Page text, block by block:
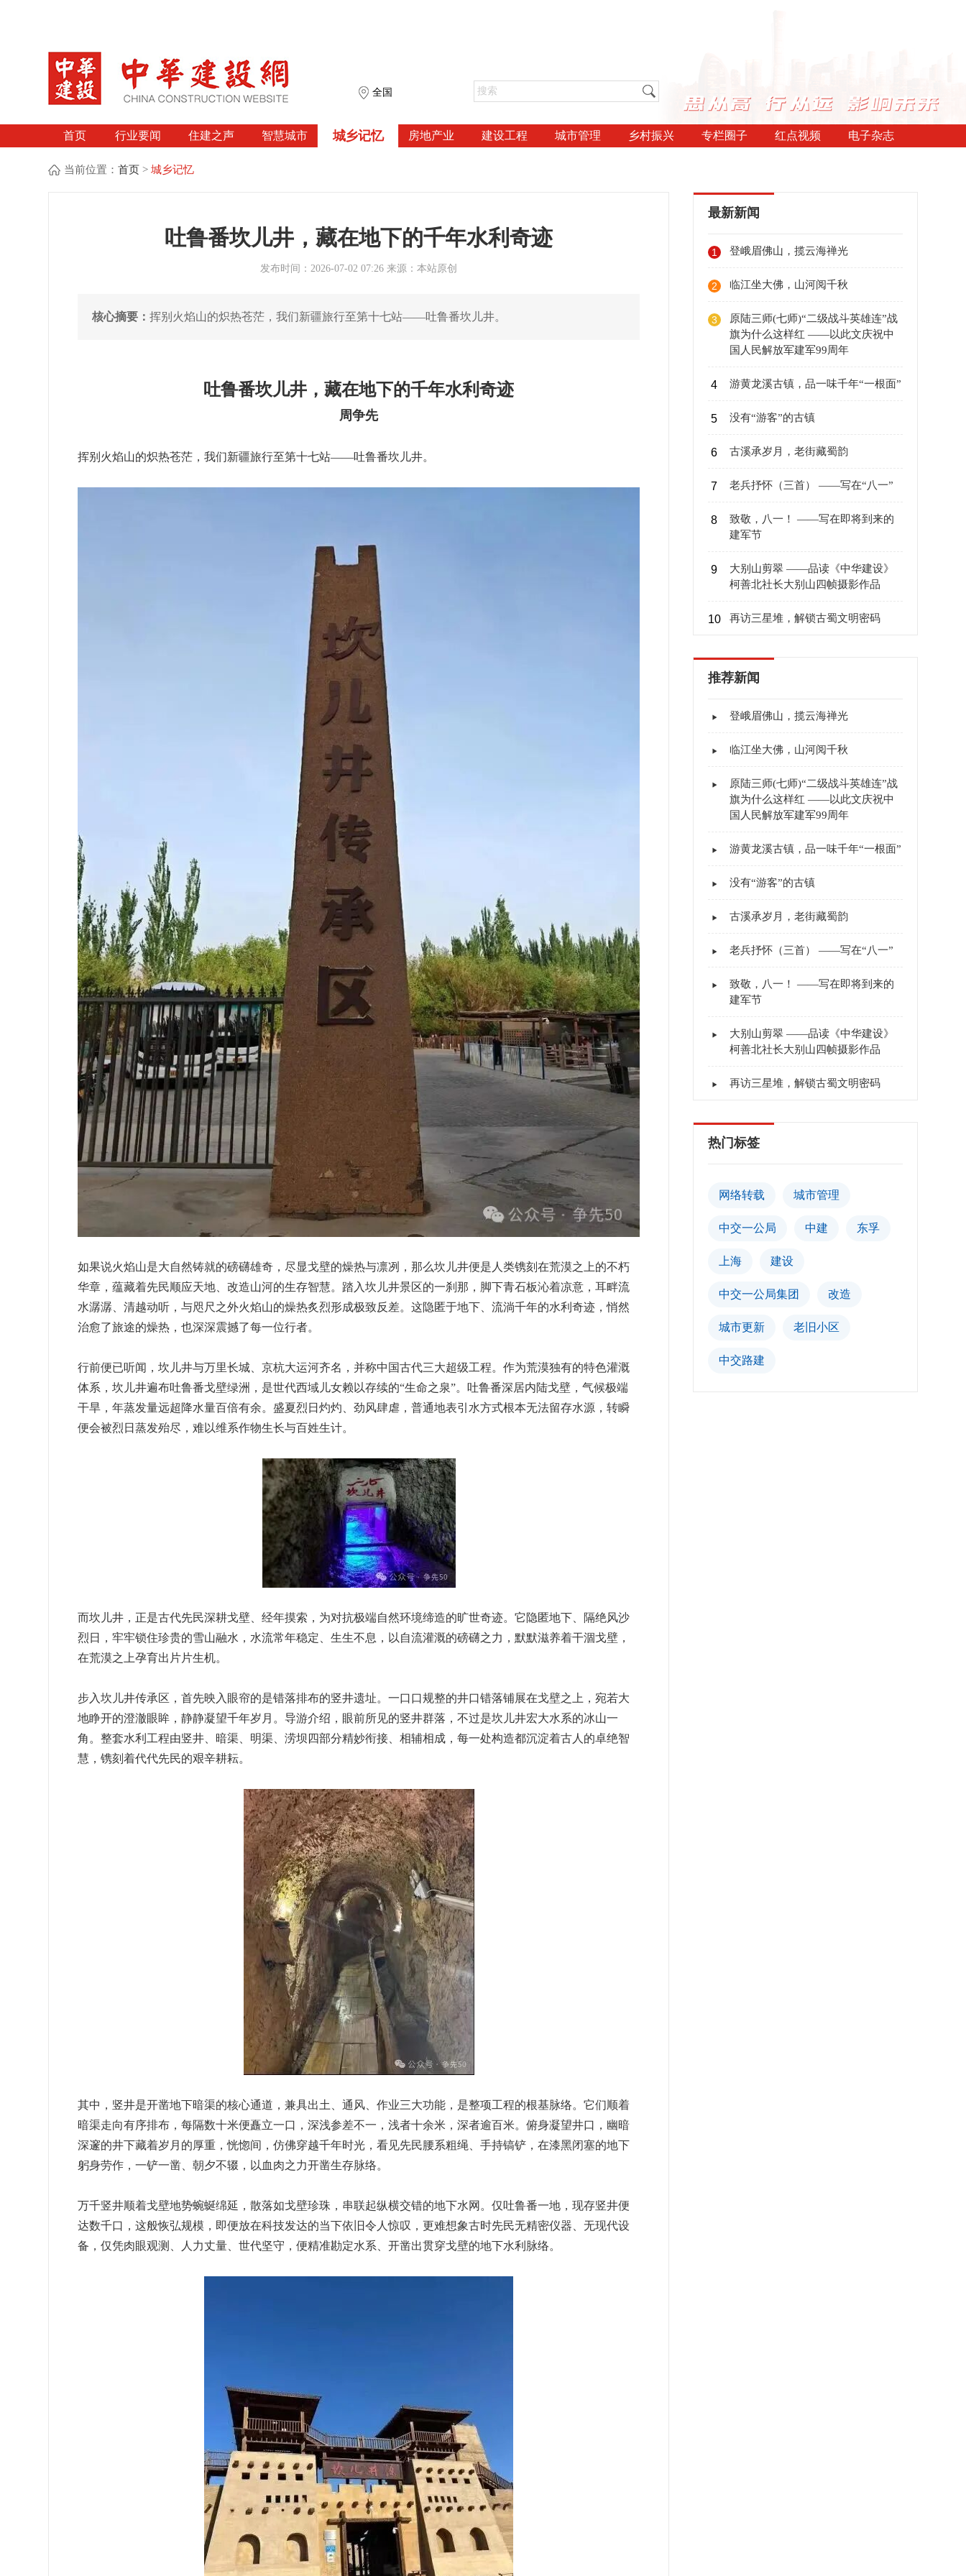
全国
首页 行业要闻 住建之声 智慧城市 城乡记忆 房地产业 建设工程 城市管理 乡村振兴 专栏圈子 红点视频 电子杂志
当前位置：首页 >城乡记忆
吐鲁番坎儿井，藏在地下的千年水利奇迹
发布时间：2026-07-02 07:26 来源：本站原创
核心摘要：挥别火焰山的炽热苍茫，我们新疆旅行至第十七站——吐鲁番坎儿井。
吐鲁番坎儿井，藏在地下的千年水利奇迹
周争先
挥别火焰山的炽热苍茫，我们新疆旅行至第十七站——吐鲁番坎儿井。
如果说火焰山是大自然铸就的磅礴雄奇，尽显戈壁的燥热与凛冽，那么坎儿井便是人类镌刻在荒漠之上的不朽
华章，蕴藏着先民顺应天地、改造山河的生存智慧。踏入坎儿井景区的一刹那，脚下青石板沁着凉意，耳畔流
水潺潺、清越动听，与咫尺之外火焰山的燥热炙烈形成极致反差。这隐匿于地下、流淌千年的水利奇迹，悄然
治愈了旅途的燥热，也深深震撼了每一位行者。
行前便已听闻，坎儿井与万里长城、京杭大运河齐名，并称中国古代三大超级工程。作为荒漠独有的特色灌溉
体系，坎儿井遍布吐鲁番戈壁绿洲，是世代西域儿女赖以存续的“生命之泉”。吐鲁番深居内陆戈壁，气候极端
干旱，年蒸发量远超降水量百倍有余。盛夏烈日灼灼、劲风肆虐，普通地表引水方式根本无法留存水源，转瞬
便会被烈日蒸发殆尽，难以维系作物生长与百姓生计。
而坎儿井，正是古代先民深耕戈壁、经年摸索，为对抗极端自然环境缔造的旷世奇迹。它隐匿地下、隔绝风沙
烈日，牢牢锁住珍贵的雪山融水，水流常年稳定、生生不息，以自流灌溉的磅礴之力，默默滋养着干涸戈壁，
在荒漠之上孕育出片片生机。
步入坎儿井传承区，首先映入眼帘的是错落排布的竖井遗址。一口口规整的井口错落铺展在戈壁之上，宛若大
地睁开的澄澈眼眸，静静凝望千年岁月。导游介绍，眼前所见的竖井群落，不过是坎儿井宏大水系的冰山一
角。整套水利工程由竖井、暗渠、明渠、涝坝四部分精妙衔接、相辅相成，每一处构造都沉淀着古人的卓绝智
慧，镌刻着代代先民的艰辛耕耘。
其中，竖井是开凿地下暗渠的核心通道，兼具出土、通风、作业三大功能，是整项工程的根基脉络。它们顺着
暗渠走向有序排布，每隔数十米便矗立一口，深浅参差不一，浅者十余米，深者逾百米。俯身凝望井口，幽暗
深邃的井下藏着岁月的厚重，恍惚间，仿佛穿越千年时光，看见先民腰系粗绳、手持镐铲，在漆黑闭塞的地下
躬身劳作，一铲一凿、朝夕不辍，以血肉之力开凿生存脉络。
万千竖井顺着戈壁地势蜿蜒绵延，散落如戈壁珍珠，串联起纵横交错的地下水网。仅吐鲁番一地，现存竖井便
达数千口，这般恢弘规模，即便放在科技发达的当下依旧令人惊叹，更难想象古时先民无精密仪器、无现代设
备，仅凭肉眼观测、人力丈量、世代坚守，便精准勘定水系、开凿出贯穿戈壁的地下水利脉络。
最新新闻
1 登峨眉佛山，揽云海禅光
2 临江坐大佛，山河阅千秋
3
原陆三师(七师)“二级战斗英雄连”战
旗为什么这样红 ——以此文庆祝中
国人民解放军建军99周年
4 游黄龙溪古镇，品一味千年“一根面”
5 没有“游客”的古镇
6 古溪承岁月，老街藏蜀韵
7 老兵抒怀（三首） ——写在“八一”
8
致敬，八一！ ——写在即将到来的
建军节
9
大别山剪翠 ——品读《中华建设》
柯善北社长大别山四帧摄影作品
10 再访三星堆，解锁古蜀文明密码
推荐新闻
登峨眉佛山，揽云海禅光
临江坐大佛，山河阅千秋
原陆三师(七师)“二级战斗英雄连”战
旗为什么这样红 ——以此文庆祝中
国人民解放军建军99周年
游黄龙溪古镇，品一味千年“一根面”
没有“游客”的古镇
古溪承岁月，老街藏蜀韵
老兵抒怀（三首） ——写在“八一”
致敬，八一！ ——写在即将到来的
建军节
大别山剪翠 ——品读《中华建设》
柯善北社长大别山四帧摄影作品
再访三星堆，解锁古蜀文明密码
热门标签
网络转载 城市管理
中交一公局 中建 东孚
上海 建设
中交一公局集团 改造
城市更新 老旧小区
中交路建